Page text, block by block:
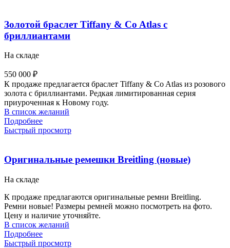
Золотой браслет Tiffany & Co Atlas с
бриллиантами
На складе
550 000 ₽
К продаже предлагается браслет Tiffany & Co Atlas из розового
золота с бриллиантами. Редкая лимитированная серия
приуроченная к Новому году.
В список желаний
Подробнее
Быстрый просмотр
Оригинальные ремешки Breitling (новые)
На складе
К продаже предлагаются оригинальные ремни Breitling.
Ремни новые! Размеры ремней можно посмотреть на фото.
Цену и наличие уточняйте.
В список желаний
Подробнее
Быстрый просмотр